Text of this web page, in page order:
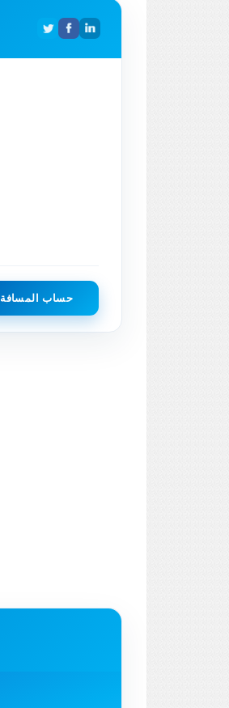
حساب المسافة